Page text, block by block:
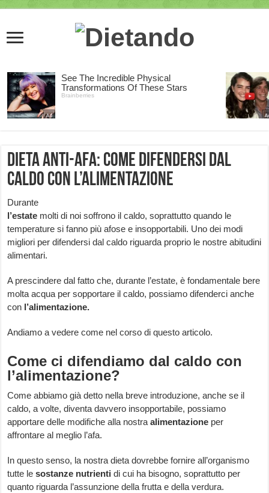
Dieta anti-afa: come difendersi dal
caldo con l’alimentazione
Durante
l’estate molti di noi soffrono il caldo, soprattutto quando le
temperature si fanno più afose e insopportabili. Uno dei modi
migliori per difendersi dal caldo riguarda proprio le nostre abitudini
alimentari.
A prescindere dal fatto che, durante l’estate, è fondamentale bere
molta acqua per sopportare il caldo, possiamo difenderci anche
con l’alimentazione.
Andiamo a vedere come nel corso di questo articolo.
Come ci difendiamo dal caldo con
l’alimentazione?
Come abbiamo già detto nella breve introduzione, anche se il
caldo, a volte, diventa davvero insopportabile, possiamo
apportare delle modifiche alla nostraalimentazione per
affrontare al meglio l’afa.
In questo senso, la nostra dieta dovrebbe fornire all’organismo
tutte lesostanze nutrienti di cui ha bisogno, soprattutto per
quanto riguarda l’assunzione della frutta e della verdura.